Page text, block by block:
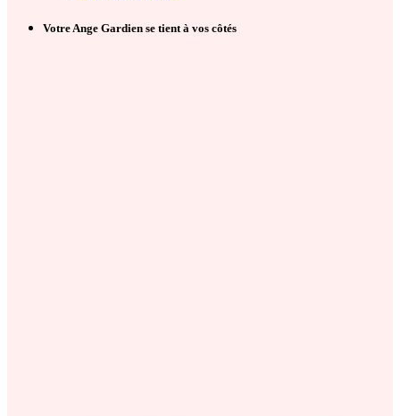
Votre Ange Gardien se tient à vos côtés